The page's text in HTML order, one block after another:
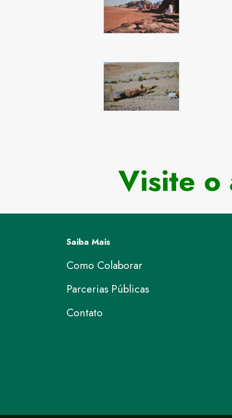
Visite o
Saiba Mais
Como Colaborar
Parcerias Públicas
Contato